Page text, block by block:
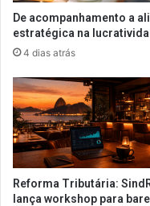
De acompanhamento a
estratégica na
4 dias atrás
Reforma Tributária:
lança workshop para